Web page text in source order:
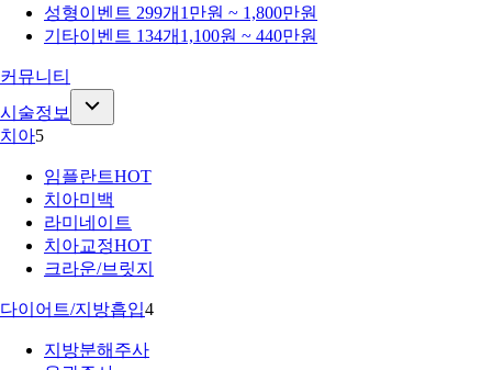
성형이벤트 299개 1만원 ~ 1,800만원
기타이벤트 134개 1,100원 ~ 440만원
커뮤니티
시술정보
치아5
임플란트HOT
치아미백
라미네이트
치아교정HOT
크라운/브릿지
다이어트/지방흡입4
지방분해주사